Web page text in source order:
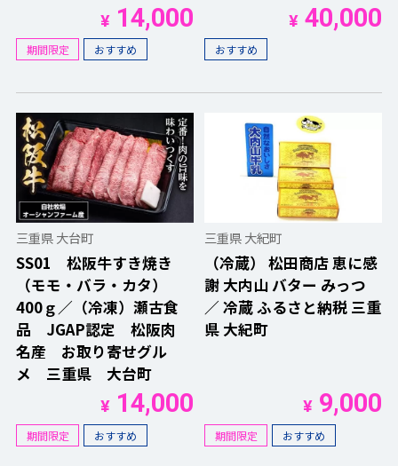
¥14,000
期間限定 おすすめ
¥40,000
おすすめ
三重県 大台町
SS01 松阪牛すき焼き
（モモ・バラ・カタ）
400ｇ／（冷凍）瀬古食
品 JGAP認定 松阪肉
名産 お取り寄せグル
メ 三重県 大台町
¥14,000
期間限定 おすすめ
三重県 大紀町
（冷蔵） 松田商店 恵に感
謝 大内山 バター みっつ
／ 冷蔵 ふるさと納税 三重
県 大紀町
¥9,000
期間限定 おすすめ